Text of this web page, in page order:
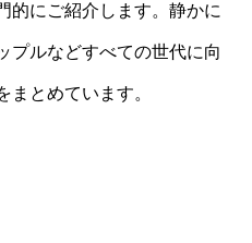
的にご紹介します。静かに
プルなどすべての世代に向
まとめています。